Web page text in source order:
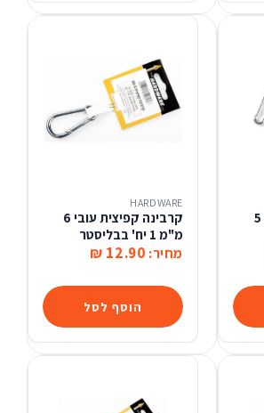
קרבינה קפיצית עובי 5
הוסף לסל
HARDWARE
קרבינה קפיצית עובי 6
מ"מ 1 יח' בבליסטר
מחיר: 12.90 ₪